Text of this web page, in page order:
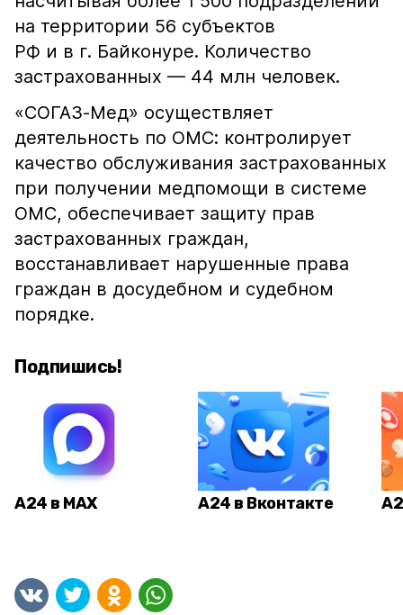
на территории 56 субъектов
РФ и в г. Байконуре. Количество
застрахованных — 44 млн человек.
«СОГАЗ-Мед» осуществляет
деятельность по ОМС: контролирует
качество обслуживания застрахованных
при получении медпомощи в системе
ОМС, обеспечивает защиту прав
застрахованных граждан,
восстанавливает нарушенные права
граждан в досудебном и судебном
порядке.
Подпишись!
А24 в MAX А24 в Вконтакте